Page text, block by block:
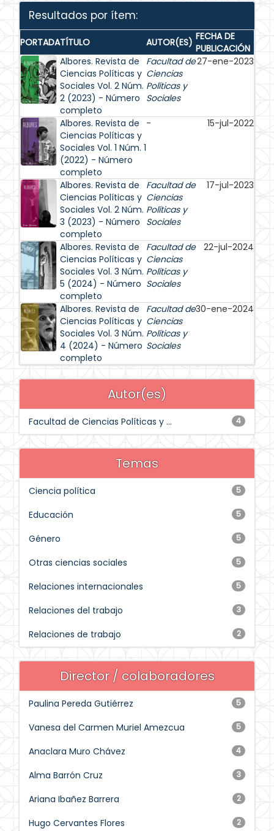
Resultados por ítem:
PORTADATÍTULO AUTOR(ES) FECHA DE
PUBLICACIÓN
Albores. Revista de
Ciencias Políticas y
Sociales Vol. 2 Núm.
2 (2023) - Número
completo
Facultad de
Ciencias
Políticas y
Sociales
27-ene-2023
Albores. Revista de
Ciencias Políticas y
Sociales Vol. 1 Núm. 1
(2022) - Número
completo
- 15-jul-2022
Albores. Revista de
Ciencias Políticas y
Sociales Vol. 2 Núm.
3 (2023) - Número
completo
Facultad de
Ciencias
Políticas y
Sociales
17-jul-2023
Albores. Revista de
Ciencias Políticas y
Sociales Vol. 3 Núm.
5 (2024) - Número
completo
Facultad de
Ciencias
Políticas y
Sociales
22-jul-2024
Albores. Revista de
Ciencias Políticas y
Sociales Vol. 3 Núm.
4 (2024) - Número
completo
Facultad de
Ciencias
Políticas y
Sociales
30-ene-2024
Autor(es)
4
Facultad de Ciencias Políticas y ...
Temas
5
Ciencia política
5
Educación
5
Género
5
Otras ciencias sociales
5
Relaciones internacionales
3
Relaciones del trabajo
2
Relaciones de trabajo
Director / colaboradores
5
Paulina Pereda Gutiérrez
5
Vanesa del Carmen Muriel Amezcua
4
Anaclara Muro Chávez
3
Alma Barrón Cruz
2
Ariana Ibañez Barrera
2
Hugo Cervantes Flores